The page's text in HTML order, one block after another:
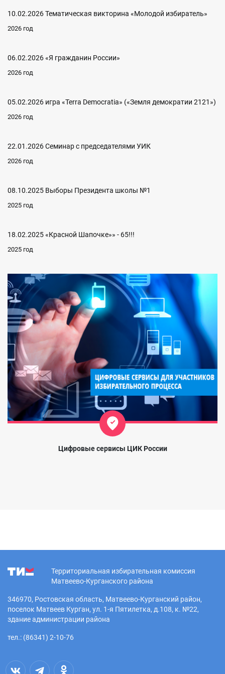
10.02.2026 Тематическая викторина «Молодой избиратель»
2026 год
06.02.2026 «Я гражданин России»
2026 год
05.02.2026 игра «Terra Democratia» («Земля демократии 2121»)
2026 год
22.01.2026 Семинар с председателями УИК
2026 год
08.10.2025 Выборы Президента школы №1
2025 год
18.02.2025 «Красной Шапочке»» - 65!!!
2025 год
Цифровые сервисы ЦИК России
Территориальная избирательная комиссия
Матвеево-Курганского района
346970, Ростовская область, Матвеево-Курганский район,
поселок Матвеев Курган, ул. 1-я Пятилетка, д.108, к. №22,
здание администрации района
тел.: (86341) 2-10-76